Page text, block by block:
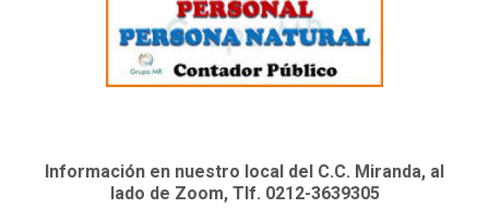
Información en nuestro local del C.C. Miranda, al
lado de Zoom, Tlf. 0212-3639305